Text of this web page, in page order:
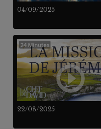
04/09/2025
22/08/2025
24 Minutes